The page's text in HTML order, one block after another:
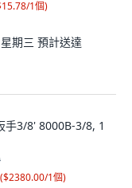
1個)
期三 預計送達
手3/8' 8000B-3/8, 1
($2380.00/1個)